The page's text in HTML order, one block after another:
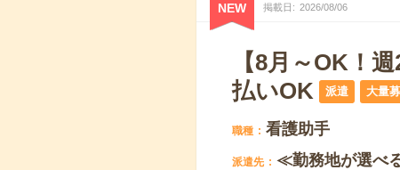
NEW 掲載日 2026/08/06
【8月～OK！
払いOK
派遣 大量
職種 看護助手
派遣先 ≪勤務地が選べ